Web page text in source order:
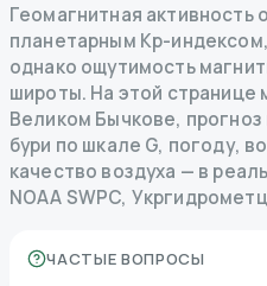
Геомагнитная активность
планетарным Kp-
однако ощутимость
широты. На этой странице
Великом Бычкове, прогноз
бури по шкале G, погоду,
качество воздуха — в
NOAA SWPC,
ЧАСТЫЕ ВОПРОСЫ